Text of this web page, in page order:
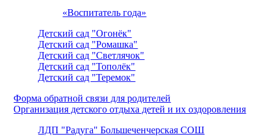
«Воспитатель года»
Детский сад "Огонёк"
Детский сад "Ромашка"
Детский сад "Светлячок"
Детский сад "Тополёк"
Детский сад "Теремок"
Форма обратной связи для родителей
Организация детского отдыха детей и их оздоровления
ЛДП "Радуга" Большеченчерская СОШ